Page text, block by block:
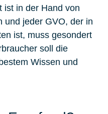
ist in der Hand von
und jeder GVO, der in
ist, muss gesondert
soll die
Wissen und